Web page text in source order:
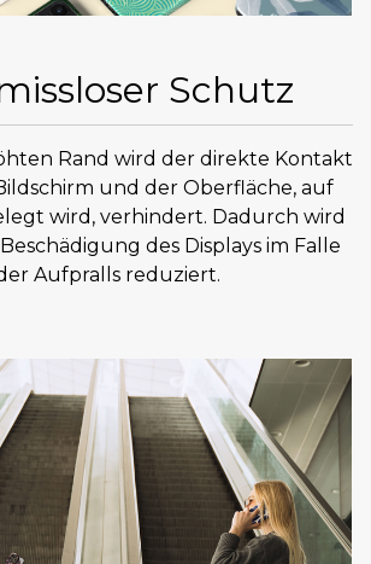
Schutz
Rand wird der direkte Kontakt
und der Oberfläche, auf
wird, verhindert. Dadurch wird
des Displays im Falle
Aufpralls reduziert.